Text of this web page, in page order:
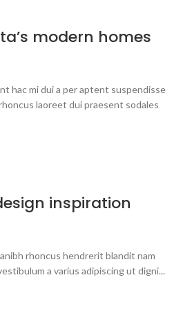
modern homes
hac mi dui a per aptent suspendisse
laoreet dui praesent sodales
inspiration
rhoncus hendrerit blandit nam
a varius adipiscing ut digni...